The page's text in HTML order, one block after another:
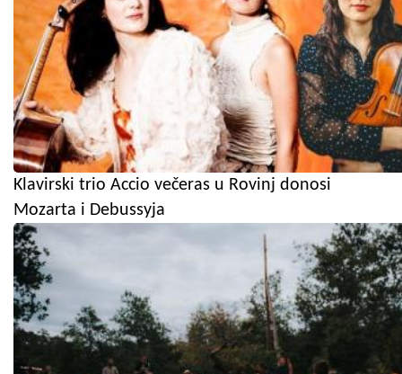
Klavirski trio Accio večeras u Rovinj donosi
Mozarta i Debussyja